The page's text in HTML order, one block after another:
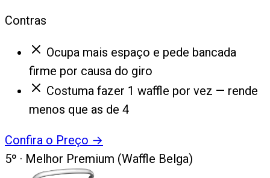
Contras
Ocupa mais espaço e pede bancada
firme por causa do giro
Costuma fazer 1 waffle por vez — rende
menos que as de 4
Confira o Preço →
5º · Melhor Premium (Waffle Belga)